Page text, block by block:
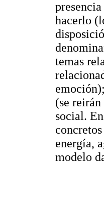
hacerlo
temas
(se
social.
energía,
modelo